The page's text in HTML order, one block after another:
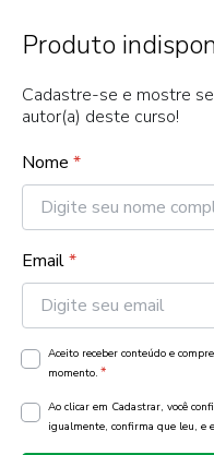
Produto
Cadastre-se e mostre
autor(a) deste curso!
Nome *
Email*
Aceito receber conteúdo e
momento. *
Ao clicar em Cadastrar, você
igualmente, confirma que leu, e